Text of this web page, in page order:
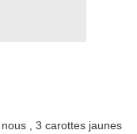
3 carottes jaunes